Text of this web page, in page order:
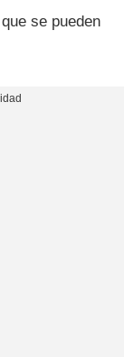
se pueden